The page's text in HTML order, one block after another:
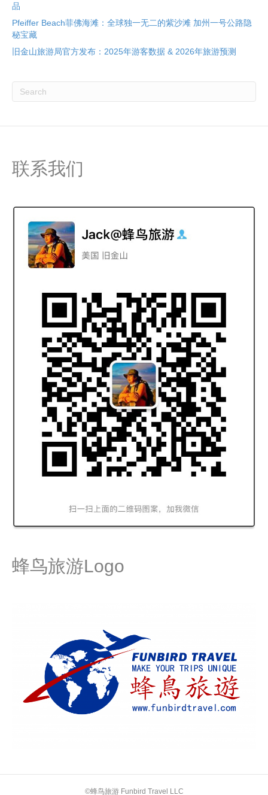
品
Pfeiffer Beach菲佛海滩：全球独一无二的紫沙滩 加州一号公路隐
秘宝藏
旧金山旅游局官方发布：2025年游客数据 & 2026年旅游预测
联系我们
蜂鸟旅游Logo
©蜂鸟旅游 Funbird Travel LLC